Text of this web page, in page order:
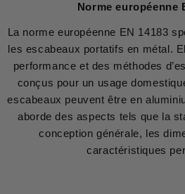
Norme européenne
La norme européenne EN 14183
les escabeaux portatifs en métal.
performance et des méthodes
conçus pour un usage
escabeaux peuvent être en
aborde des aspects tels que la
conception générale, les
caractéristiques